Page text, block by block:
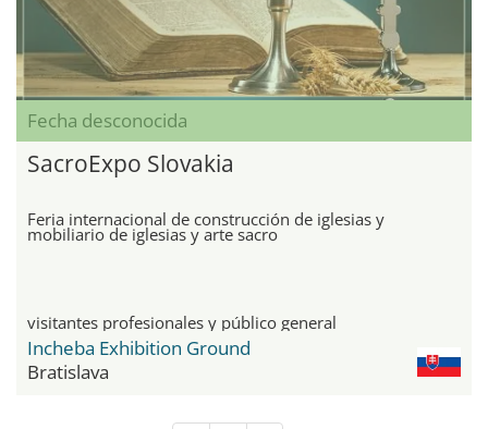
Fecha desconocida
SacroExpo Slovakia
Feria internacional de construcción de iglesias y
mobiliario de iglesias y arte sacro
visitantes profesionales y público general
Incheba Exhibition Ground
Bratislava